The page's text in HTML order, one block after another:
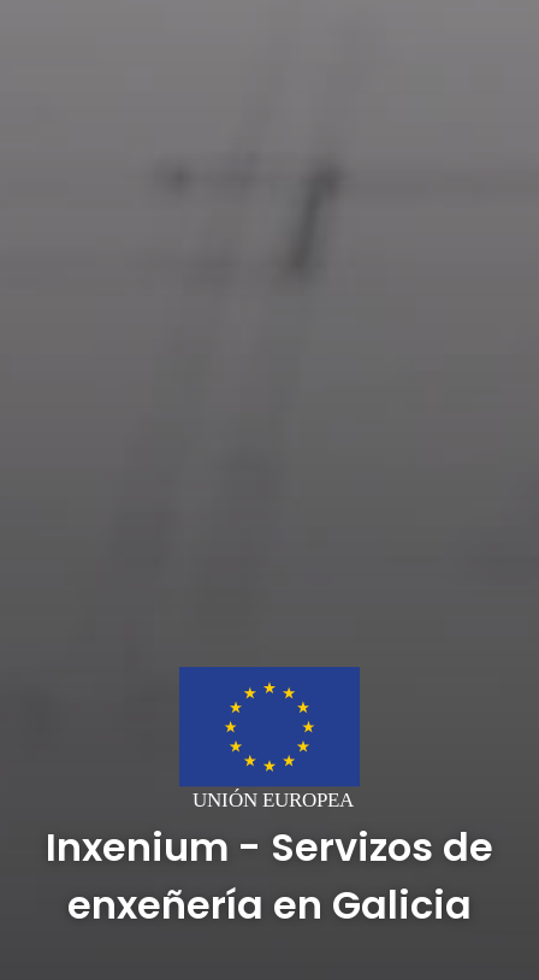
Inxenium - Servizos de
enxeñería en Galicia